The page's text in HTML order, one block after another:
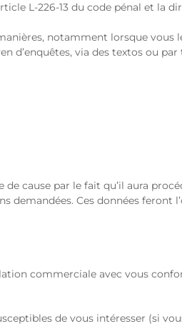
L-226-13 du code pénal et la
notamment lorsque vous
d’enquêtes, via des textos ou
cause par le fait qu’il aura
demandées. Ces données
commerciale avec vous
de vous intéresser (si